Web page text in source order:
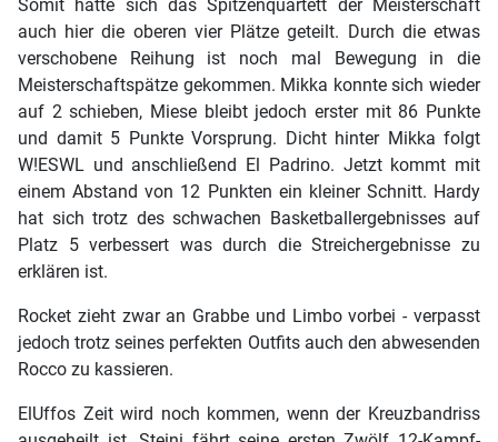
Somit hatte sich das Spitzenquartett der Meisterschaft
auch hier die oberen vier Plätze geteilt. Durch die etwas
verschobene Reihung ist noch mal Bewegung in die
Meisterschaftspätze gekommen. Mikka konnte sich wieder
auf 2 schieben, Miese bleibt jedoch erster mit 86 Punkte
und damit 5 Punkte Vorsprung. Dicht hinter Mikka folgt
W!ESWL und anschließend El Padrino. Jetzt kommt mit
einem Abstand von 12 Punkten ein kleiner Schnitt. Hardy
hat sich trotz des schwachen Basketballergebnisses auf
Platz 5 verbessert was durch die Streichergebnisse zu
erklären ist.
Rocket zieht zwar an Grabbe und Limbo vorbei - verpasst
jedoch trotz seines perfekten Outfits auch den abwesenden
Rocco zu kassieren.
ElUffos Zeit wird noch kommen, wenn der Kreuzbandriss